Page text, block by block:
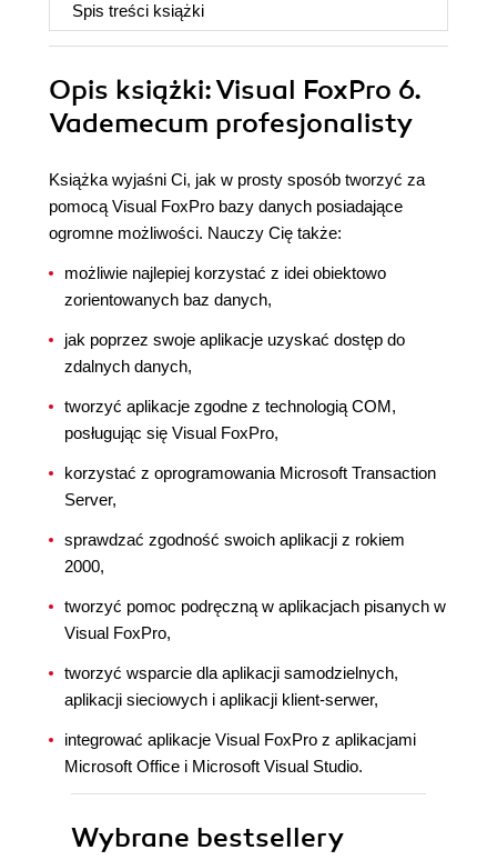
Spis treści książki
Opis książki: Visual FoxPro 6.
Vademecum profesjonalisty
Książka wyjaśni Ci, jak w prosty sposób tworzyć za
pomocą Visual FoxPro bazy danych posiadające
ogromne możliwości. Nauczy Cię także:
możliwie najlepiej korzystać z idei obiektowo
zorientowanych baz danych,
jak poprzez swoje aplikacje uzyskać dostęp do
zdalnych danych,
tworzyć aplikacje zgodne z technologią COM,
posługując się Visual FoxPro,
korzystać z oprogramowania Microsoft Transaction
Server,
sprawdzać zgodność swoich aplikacji z rokiem
2000,
tworzyć pomoc podręczną w aplikacjach pisanych w
Visual FoxPro,
tworzyć wsparcie dla aplikacji samodzielnych,
aplikacji sieciowych i aplikacji klient-serwer,
integrować aplikacje Visual FoxPro z aplikacjami
Microsoft Office i Microsoft Visual Studio.
Wybrane bestsellery